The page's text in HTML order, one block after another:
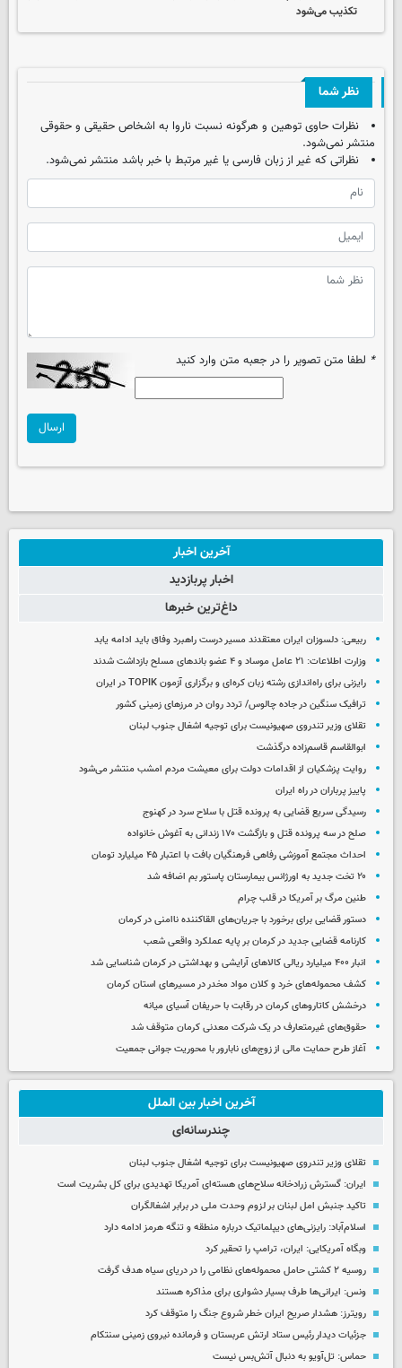
تکذیب می‌شود
نظر شما
نظرات حاوی توهین و هرگونه نسبت ناروا به اشخاص حقیقی و حقوقی
منتشر نمی‌شود.
نظراتی که غیر از زبان فارسی یا غیر مرتبط با خبر باشد منتشر نمی‌شود.
* لطفا متن تصویر را در جعبه متن وارد کنید
ارسال
آخرین اخبار
اخبار پربازدید
داغ‌ترین خبرها
ربیعی: دلسوزان ایران معتقدند مسیر درست راهبرد وفاق باید ادامه یابد
وزارت اطلاعات: ۲۱ عامل موساد و ۴ عضو باندهای مسلح بازداشت شدند
رایزنی برای راه‌اندازی رشته زبان کره‌ای و برگزاری آزمون TOPIK در ایران
ترافیک سنگین در جاده چالوس/ تردد روان در مرزهای زمینی کشور
تقلای وزیر تندروی صهیونیست برای توجیه اشغال جنوب لبنان
ابوالقاسم قاسم‌زاده درگذشت
روایت پزشکیان از اقدامات دولت برای معیشت مردم امشب منتشر می‌شود
پاییز پرباران در راه ایران
رسیدگی سریع قضایی به پرونده قتل با سلاح سرد در کهنوج
صلح در سه پرونده قتل و بازگشت ۱۷۰ زندانی به آغوش خانواده
احداث مجتمع آموزشی رفاهی فرهنگیان بافت با اعتبار ۴۵ میلیارد تومان
۲۰ تخت جدید به اورژانس بیمارستان پاستور بم اضافه شد
طنین مرگ بر آمریکا در قلب چرام
دستور قضایی برای برخورد با جریان‌های القاکننده ناامنی در کرمان
کارنامه قضایی جدید در کرمان بر پایه عملکرد واقعی شعب
انبار ۴۰۰ میلیارد ریالی کالاهای آرایشی و بهداشتی در کرمان شناسایی شد
کشف محموله‌های خرد و کلان مواد مخدر در مسیرهای استان کرمان
درخشش کاتاروهای کرمان در رقابت با حریفان آسیای میانه
حقوق‌های غیرمتعارف در یک شرکت معدنی کرمان متوقف شد
آغاز طرح حمایت مالی از زوج‌های نابارور با محوریت جوانی جمعیت
آخرین اخبار بین الملل
چندرسانه‌ای
تقلای وزیر تندروی صهیونیست برای توجیه اشغال جنوب لبنان
ایران: گسترش زرادخانه سلاح‌های هسته‌ای آمریکا تهدیدی برای کل بشریت است
تاکید جنبش امل لبنان بر لزوم وحدت ملی در برابر اشغالگران
اسلام‌آباد: رایزنی‌های دیپلماتیک درباره منطقه و تنگه هرمز ادامه دارد
وبگاه آمریکایی: ایران، ترامپ را تحقیر کرد
روسیه ۲ کشتی حامل محموله‌های نظامی را در دریای سیاه هدف گرفت
ونس: ایرانی‌ها طرف بسیار دشواری برای مذاکره هستند
رویترز: هشدار صریح ایران خطر شروع جنگ را متوقف کرد
جزئیات دیدار رئیس ستاد ارتش عربستان و فرمانده نیروی زمینی سنتکام
حماس: تل‌آویو به دنبال آتش‌بس نیست